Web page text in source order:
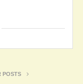
POSTS